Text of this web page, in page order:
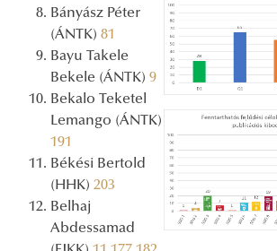
Bányász Péter
(ÁNTK) 81
Bayu Takele
Bekele (ÁNTK) 9
Bekalo Teketel
Lemango (ÁNTK)
191
Békési Bertold
(HHK) 203
Belhaj
Abdessamad